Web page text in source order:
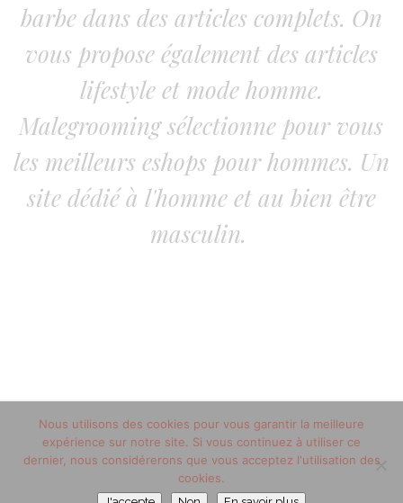
barbe dans des articles complets. On
vous propose également des articles
lifestyle et mode homme.
Malegrooming sélectionne pour vous
les meilleurs eshops pour hommes. Un
site dédié à l'homme et au bien être
masculin.
© 2018 copyright malegrooming.fr//Tous droits réservés
Nous utilisons des cookies pour vous garantir la meilleure
expérience sur notre site. Si vous continuez à utiliser ce
dernier, nous considérerons que vous acceptez l'utilisation des
cookies.